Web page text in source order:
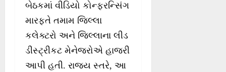
બેઠકમાં વીડિયો કોન્ફરન્સિંગ
મારફતે તમામ જિલ્લા
કલેક્ટરો અને જિલ્લાના લીડ
ડીસ્ટ્રીકટ મેનેજરોએ હાજરી
આપી હતી. રાજ્ય સ્તરે, આ